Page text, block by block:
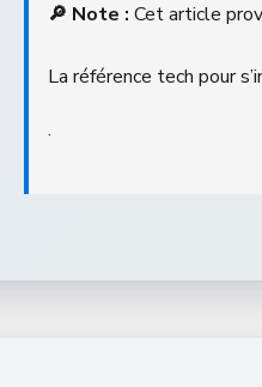
🔎 Note : Cet article
La référence tech pour
.